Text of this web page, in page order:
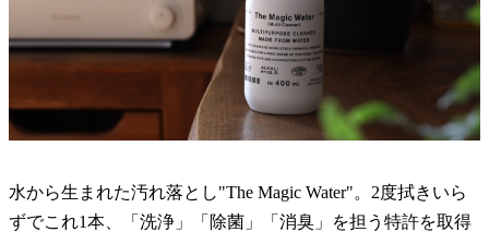
水から生まれた汚れ落とし"The Magic Water"。2度拭きいら
ずでこれ1本、「洗浄」「除菌」「消臭」を担う特許を取得